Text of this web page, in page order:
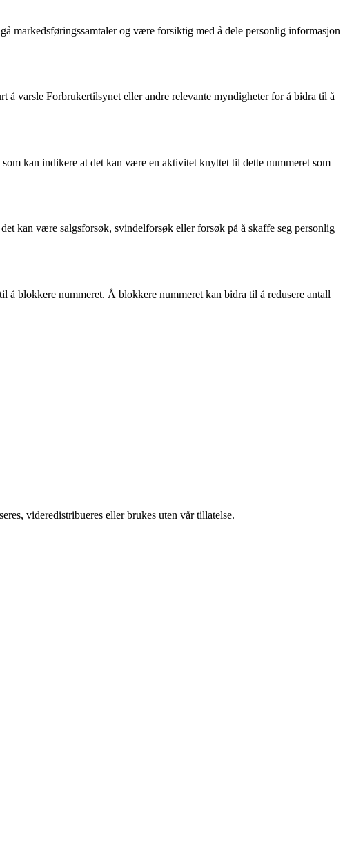
markedsføringssamtaler og være forsiktig med å dele personlig informasjon
varsle Forbrukertilsynet eller andre relevante myndigheter for å bidra til å
kan indikere at det kan være en aktivitet knyttet til dette nummeret som
kan være salgsforsøk, svindelforsøk eller forsøk på å skaffe seg personlig
å blokkere nummeret. Å blokkere nummeret kan bidra til å redusere antall
videredistribueres eller brukes uten vår tillatelse.